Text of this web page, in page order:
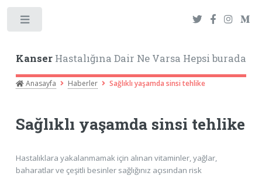
KanserHastalığına Dair Ne Varsa Hepsi burada
Anasayfa Haberler Sağlıklı yaşamda sinsi tehlike
Sağlıklı yaşamda sinsi tehlike
Hastalıklara yakalanmamak için alınan vitaminler, yağlar,
baharatlar ve çeşitli besinler sağlığınız açısından risk